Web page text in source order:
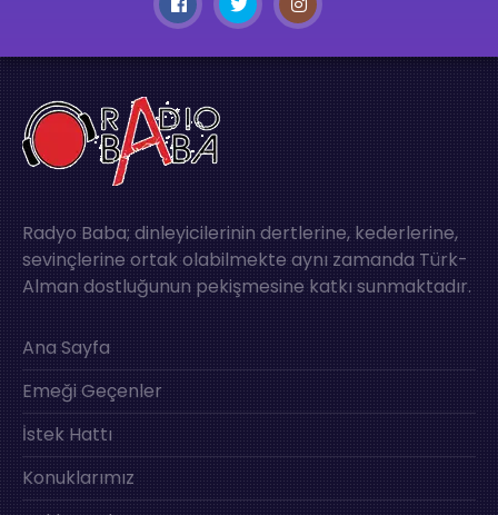
Radyo Baba; dinleyicilerinin dertlerine, kederlerine,
sevinçlerine ortak olabilmekte aynı zamanda Türk-
Alman dostluğunun pekişmesine katkı sunmaktadır.
Ana Sayfa
Emeği Geçenler
İstek Hattı
Konuklarımız